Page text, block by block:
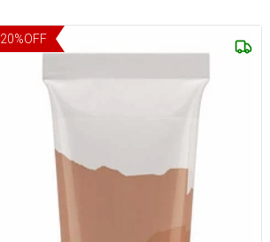
20%OFF